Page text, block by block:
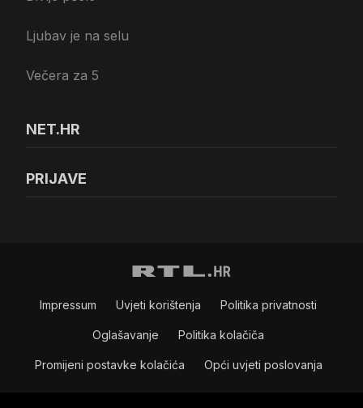
Ljubav je na selu
Večera za 5
NET.HR
PRIJAVE
Impressum Uvjeti korištenja Politika privatnosti
Oglašavanje Politika kolačiča
Promijeni postavke kolačića Opći uvjeti poslovanja